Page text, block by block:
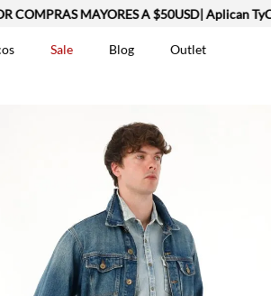
MAYORES A $50USD| Aplican TyC
Sale Blog Outlet